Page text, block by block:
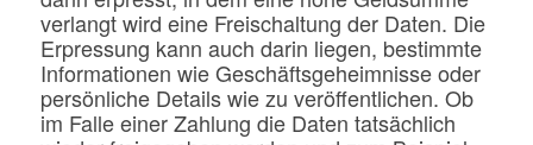
verlangt wird eine Freischaltung der Daten. Die
Erpressung kann auch darin liegen, bestimmte
Informationen wie Geschäftsgeheimnisse oder
persönliche Details wie zu veröffentlichen. Ob
im Falle einer Zahlung die Daten tatsächlich